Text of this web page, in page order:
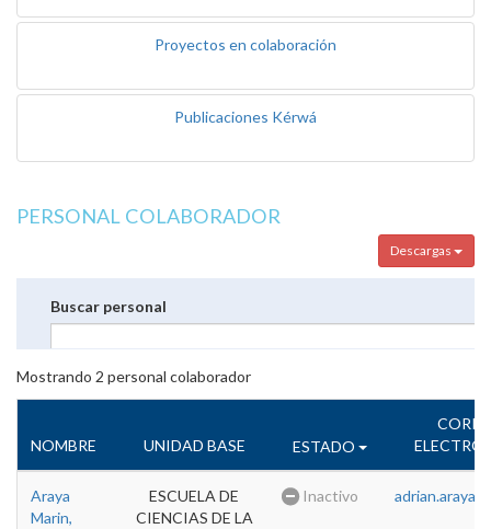
Proyectos en colaboración
Publicaciones Kérwá
PERSONAL COLABORADOR
Descargas
Buscar personal
Mostrando 2 personal colaborador
NOMBRE UNIDAD BASE ESTADO
Araya
Marin,
ESCUELA DE
CIENCIAS DE LA
Inactivo